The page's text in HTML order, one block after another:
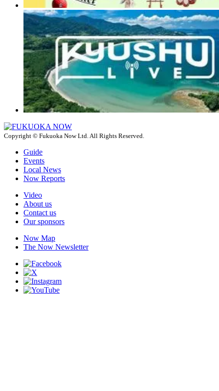
Copyright © Fukuoka Now Ltd. All Rights Reserved.
Guide
Events
Local News
Now Reports
Video
About us
Contact us
Our sponsors
Now Map
The Now Newsletter